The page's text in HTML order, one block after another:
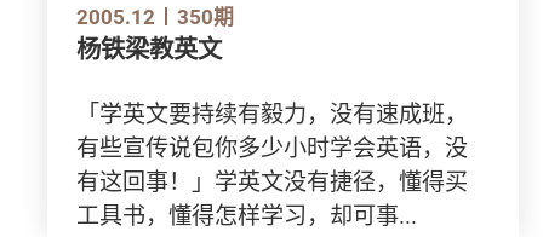
2005.12 350期
杨铁梁教英文
「学英文要持续有毅力，没有速成班，
有些宣传说包你多少小时学会英语，没
有这回事！」学英文没有捷径，懂得买
工具书，懂得怎样学习，却可事...